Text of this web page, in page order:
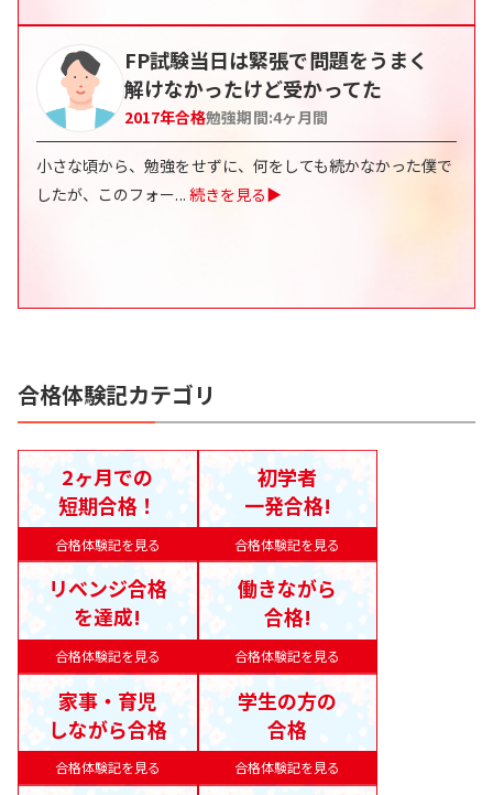
FP試験当日は緊張で問題をうまく
解けなかったけど受かってた
2017年合格勉強期間:4ヶ月間
小さな頃から、勉強をせずに、何をしても続かなかった僕で
したが、このフォー... 続きを見る▶
合格体験記カテゴリ
合格体験記を見る
2ヶ月での
短期合格！
合格体験記を見る
初学者
一発合格!
合格体験記を見る
リベンジ合格
を達成!
合格体験記を見る
働きながら
合格!
合格体験記を見る
家事・育児
しながら合格
合格体験記を見る
学生の方の
合格